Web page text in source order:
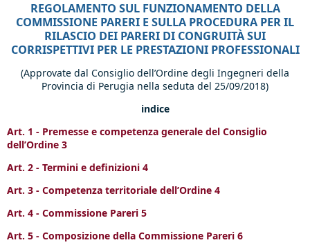
REGOLAMENTO SUL FUNZIONAMENTO DELLA
COMMISSIONE PARERI E SULLA PROCEDURA PER IL
RILASCIO DEI PARERI DI CONGRUITÀ SUI
CORRISPETTIVI PER LE PRESTAZIONI PROFESSIONALI
(Approvate dal Consiglio dell’Ordine degli Ingegneri della
Provincia di Perugia nella seduta del 25/09/2018)
indice
Art. 1 - Premesse e competenza generale del Consiglio
dell’Ordine 3
Art. 2 - Termini e definizioni 4
Art. 3 - Competenza territoriale dell’Ordine 4
Art. 4 - Commissione Pareri 5
Art. 5 - Composizione della Commissione Pareri 6